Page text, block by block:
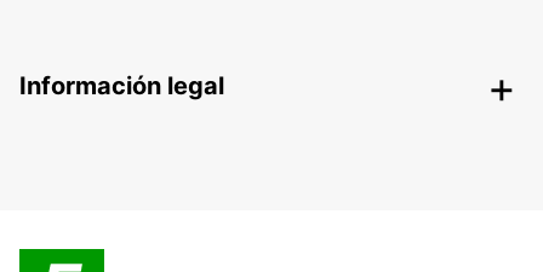
Información legal